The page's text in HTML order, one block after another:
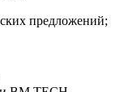
предложений;